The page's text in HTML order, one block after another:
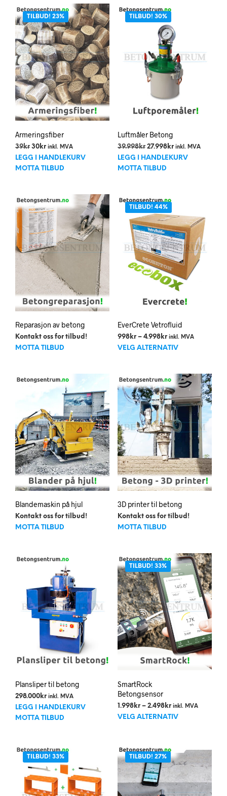
TILBUD! 23%
Armeringsfiber
39kr Opprinnelig
pris
var:
30 krNåværende
pris
er:
inkl. MVA
LEGG I HANDLEKURV
MOTTA TILBUD
TILBUD! 30%
Luftmåler Betong
39.998kr Opprinnelig
pris
var:
27.998krNåværende
pris
inkl. MVA
LEGG I HANDLEKURV
MOTTA TILBUD
Reparasjon av betong
Kontakt oss for tilbud!
MOTTA TILBUD
TILBUD! 44%
EverCrete Vetrofluid
998kr – 4.998krPrisområde:
998kr
inkl. MVA
VELG ALTERNATIV
flere
kan
Blandemaskin på hjul
Kontakt oss for tilbud!
MOTTA TILBUD
3D printer til betong
Kontakt oss for tilbud!
MOTTA TILBUD
Plansliper til betong
298.000 kr inkl. MVA
LEGG I HANDLEKURV
MOTTA TILBUD
TILBUD! 33%
SmartRock
Betongsensor
1.998kr – 2.498krPrisområde:
1.998kr
inkl. MVA
VELG ALTERNATIV
kan
TILBUD! 33% TILBUD! 27%